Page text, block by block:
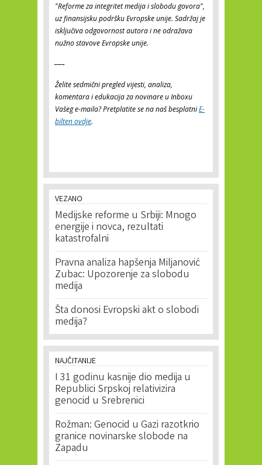
"Reforme za integritet medija i slobodu govora",
uz finansijsku podršku Evropske unije. Sadržaj je
isključiva odgovornost autora i ne odražava
nužno stavove Evropske unije.
Želite sedmični pregled vijesti, analiza,
komentara i edukacija za novinare u Inboxu
Vašeg e-maila? Pretplatite se na naš besplatniE-
bilten ovdje.
VEZANO
Medijske reforme u Srbiji: Mnogo
energije i novca, rezultati
katastrofalni
Pravna analiza hapšenja Miljanović
Zubac: Upozorenje za slobodu
medija
Šta donosi Evropski akt o slobodi
medija?
NAJČITANIJE
I 31 godinu kasnije dio medija u
Republici Srpskoj relativizira
genocid u Srebrenici
Rožman: Genocid u Gazi razotkrio
granice novinarske slobode na
Zapadu